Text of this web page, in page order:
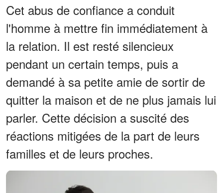
Cet abus de confiance a conduit
l'homme à mettre fin immédiatement à
la relation. Il est resté silencieux
pendant un certain temps, puis a
demandé à sa petite amie de sortir de
quitter la maison et de ne plus jamais lui
parler. Cette décision a suscité des
réactions mitigées de la part de leurs
familles et de leurs proches.